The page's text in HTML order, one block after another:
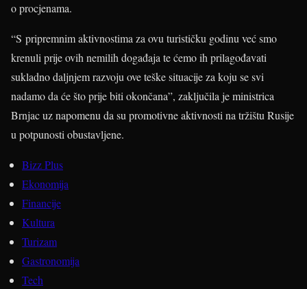
o procjenama.
“S pripremnim aktivnostima za ovu turističku godinu već smo
krenuli prije ovih nemilih događaja te ćemo ih prilagođavati
sukladno daljnjem razvoju ove teške situacije za koju se svi
nadamo da će što prije biti okončana”, zaključila je ministrica
Brnjac uz napomenu da su promotivne aktivnosti na tržištu Rusije
u potpunosti obustavljene.
Bizz Plus
Ekonomija
Financije
Kultura
Turizam
Gastronomija
Tech